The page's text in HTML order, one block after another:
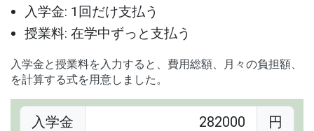
入学金: 1回だけ支払う
授業料: 在学中ずっと支払う
入学金と授業料を入力すると、費用総額、月々の負担額、
を計算する式を用意しました。
入学金 円